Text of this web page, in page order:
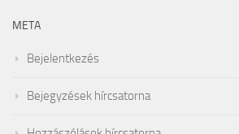
META
Bejelentkezés
Bejegyzések hírcsatorna